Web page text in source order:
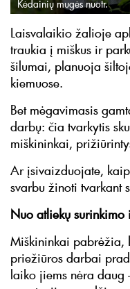
Kėdainių mugės nuotr.
Laisvalaikio žalioje
traukia į miškus ir
šilumai, planuoja
kiemuose.
Bet mėgavimasis
darbų: čia tvarkytis
miškininkai,
Ar įsivaizduojate,
svarbu žinoti tvarkant
Nuo atliekų
Miškininkai pabrėžia,
priežiūros darbai
laiko jiems nėra daug